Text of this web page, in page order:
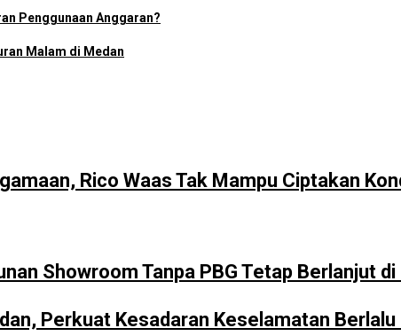
Penggunaan Anggaran?
Malam di Medan
Rico Waas Tak Mampu Ciptakan
Showroom Tanpa PBG Tetap Berlanjut di
Perkuat Kesadaran Keselamatan